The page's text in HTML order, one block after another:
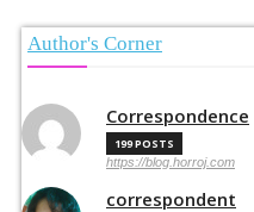
Author's Corner
Correspondence
199 POSTS
https://blog.horroj.com
correspondent